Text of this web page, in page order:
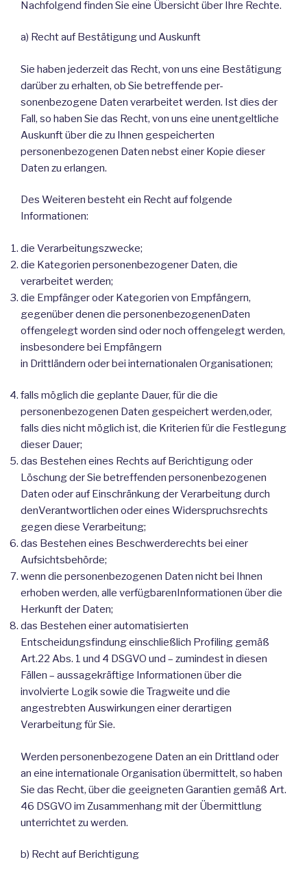
Nachfolgend finden Sie eine Übersicht über Ihre Rechte.
a) Recht auf Bestätigung und Auskunft
Sie haben jederzeit das Recht, von uns eine Bestätigung
darüber zu erhalten, ob Sie betreffende per-
sonenbezogene Daten verarbeitet werden. Ist dies der
Fall, so haben Sie das Recht, von uns eine unentgeltliche
Auskunft über die zu Ihnen gespeicherten
personenbezogenen Daten nebst einer Kopie dieser
Daten zu erlangen.
Des Weiteren besteht ein Recht auf folgende
Informationen:
die Verarbeitungszwecke;
die Kategorien personenbezogener Daten, die
verarbeitet werden;
die Empfänger oder Kategorien von Empfängern,
gegenüber denen die personenbezogenenDaten
offengelegt worden sind oder noch offengelegt werden,
insbesondere bei Empfängern
in Drittländern oder bei internationalen Organisationen;
falls möglich die geplante Dauer, für die die
personenbezogenen Daten gespeichert werden,oder,
falls dies nicht möglich ist, die Kriterien für die Festlegung
dieser Dauer;
das Bestehen eines Rechts auf Berichtigung oder
Löschung der Sie betreffenden personenbezogenen
Daten oder auf Einschränkung der Verarbeitung durch
denVerantwortlichen oder eines Widerspruchsrechts
gegen diese Verarbeitung;
das Bestehen eines Beschwerderechts bei einer
Aufsichtsbehörde;
wenn die personenbezogenen Daten nicht bei Ihnen
erhoben werden, alle verfügbarenInformationen über die
Herkunft der Daten;
das Bestehen einer automatisierten
Entscheidungsfindung einschließlich Profiling gemäß
Art.22 Abs. 1 und 4 DSGVO und – zumindest in diesen
Fällen – aussagekräftige Informationen über die
involvierte Logik sowie die Tragweite und die
angestrebten Auswirkungen einer derartigen
Verarbeitung für Sie.
Werden personenbezogene Daten an ein Drittland oder
an eine internationale Organisation übermittelt, so haben
Sie das Recht, über die geeigneten Garantien gemäß Art.
46 DSGVO im Zusammenhang mit der Übermittlung
unterrichtet zu werden.
b) Recht auf Berichtigung